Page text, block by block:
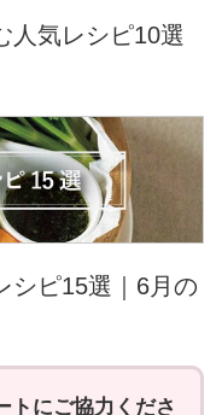
人気レシピ10選
シピ15選｜6月の